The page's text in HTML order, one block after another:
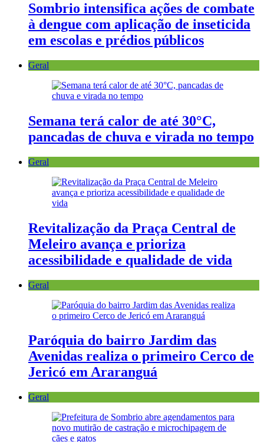
Sombrio intensifica ações de combate
à dengue com aplicação de inseticida
em escolas e prédios públicos
Geral
Semana terá calor de até 30°C,
pancadas de chuva e virada no tempo
Geral
Revitalização da Praça Central de
Meleiro avança e prioriza
acessibilidade e qualidade de vida
Geral
Paróquia do bairro Jardim das
Avenidas realiza o primeiro Cerco de
Jericó em Araranguá
Geral